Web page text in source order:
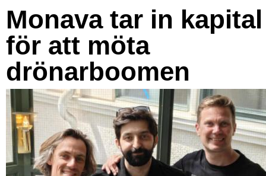
Monava tar in kapital
för att möta
drönarboomen